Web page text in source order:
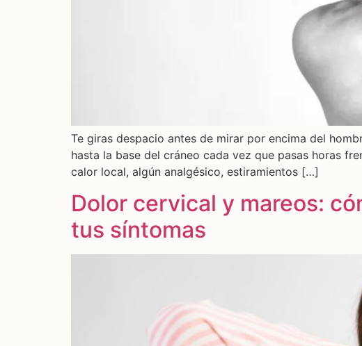
Te giras despacio antes de mirar por encima del
hasta la base del cráneo cada vez que pasas horas
calor local, algún analgésico, estiramientos […]
Dolor cervical y mareos:
tus síntomas